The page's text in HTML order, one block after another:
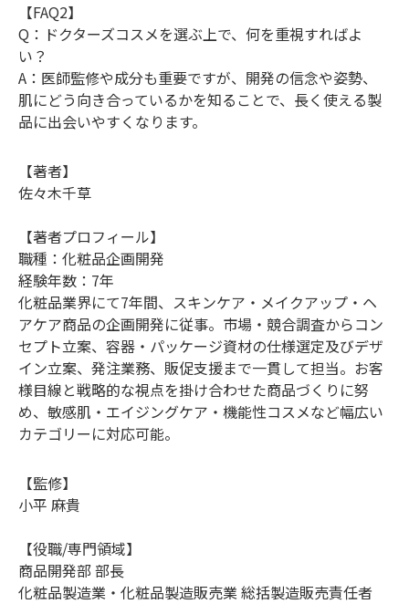
【FAQ2】
Q：ドクターズコスメを選ぶ上で、何を重視すればよ
い？
A：医師監修や成分も重要ですが、開発の信念や姿勢、
肌にどう向き合っているかを知ることで、長く使える製
品に出会いやすくなります。
【著者】
佐々木千草
【著者プロフィール】
職種：化粧品企画開発
経験年数：7年
化粧品業界にて7年間、スキンケア・メイクアップ・ヘ
アケア商品の企画開発に従事。市場・競合調査からコン
セプト立案、容器・パッケージ資材の仕様選定及びデザ
イン立案、発注業務、販促支援まで一貫して担当。お客
様目線と戦略的な視点を掛け合わせた商品づくりに努
め、敏感肌・エイジングケア・機能性コスメなど幅広い
カテゴリーに対応可能。
【監修】
小平 麻貴
【役職/専門領域】
商品開発部 部長
化粧品製造業・化粧品製造販売業 総括製造販売責任者